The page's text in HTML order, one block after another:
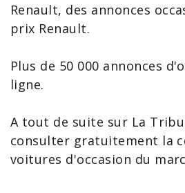
Renault, des annonces
prix Renault.
Plus de 50 000 annonces
ligne.
A tout de suite sur La
consulter gratuitement la
voitures d'occasion du